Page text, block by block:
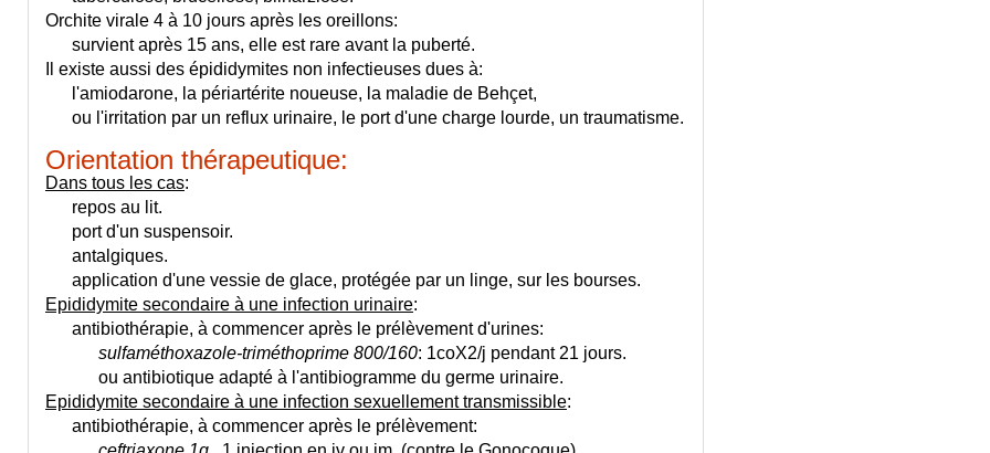
Orchite virale 4 à 10 jours après les oreillons:
survient après 15 ans, elle est rare avant la puberté.
Il existe aussi des épididymites non infectieuses dues à:
l'amiodarone, la périartérite noueuse, la maladie de Behçet,
ou l'irritation par un reflux urinaire, le port d'une charge lourde, un traumatisme.
Orientation thérapeutique:
Dans tous les cas:
repos au lit.
port d'un suspensoir.
antalgiques.
application d'une vessie de glace, protégée par un linge, sur les bourses.
Epididymite secondaire à une infection urinaire:
antibiothérapie, à commencer après le prélèvement d'urines:
sulfaméthoxazole-triméthoprime 800/160: 1coX2/j pendant 21 jours.
ou antibiotique adapté à l'antibiogramme du germe urinaire.
Epididymite secondaire à une infection sexuellement transmissible:
antibiothérapie, à commencer après le prélèvement: